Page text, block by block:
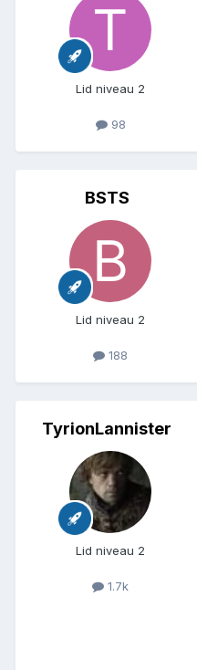
Lid niveau 2
98
BSTS
Lid niveau 2
188
TyrionLannister
Lid niveau 2
1.7k